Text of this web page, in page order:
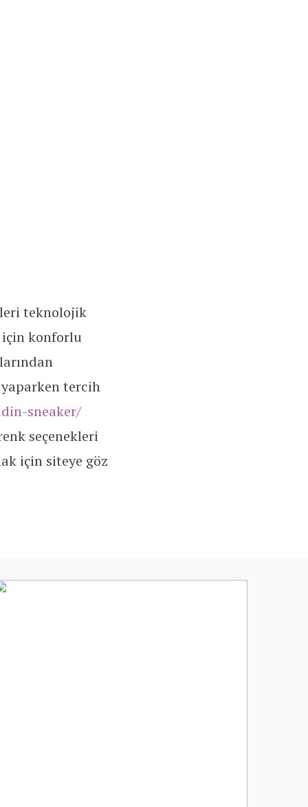
teknolojik
konforlu
tercih
sneaker/
seçenekleri
için siteye göz